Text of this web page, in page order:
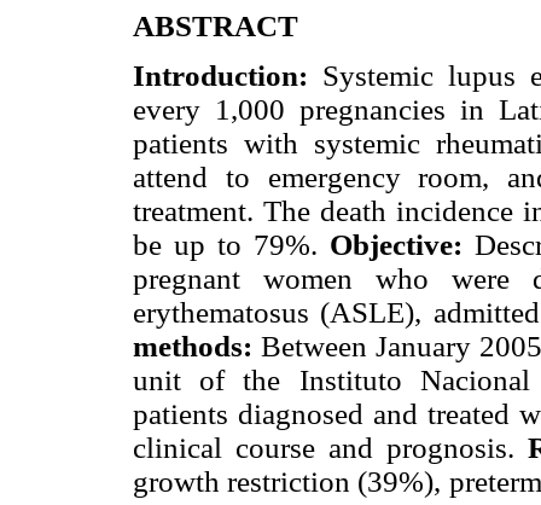
ABSTRACT
Introduction: Systemic lupus
every 1,000 pregnancies in
patients with systemic
attend to emergency room,
treatment. The death incidence
be up to 79%. Objective:
pregnant women who were
erythematosus (ASLE),
methods: Between January
unit of the Instituto Nacional
patients diagnosed and treated
clinical course and prognosis.
growth restriction (39%),